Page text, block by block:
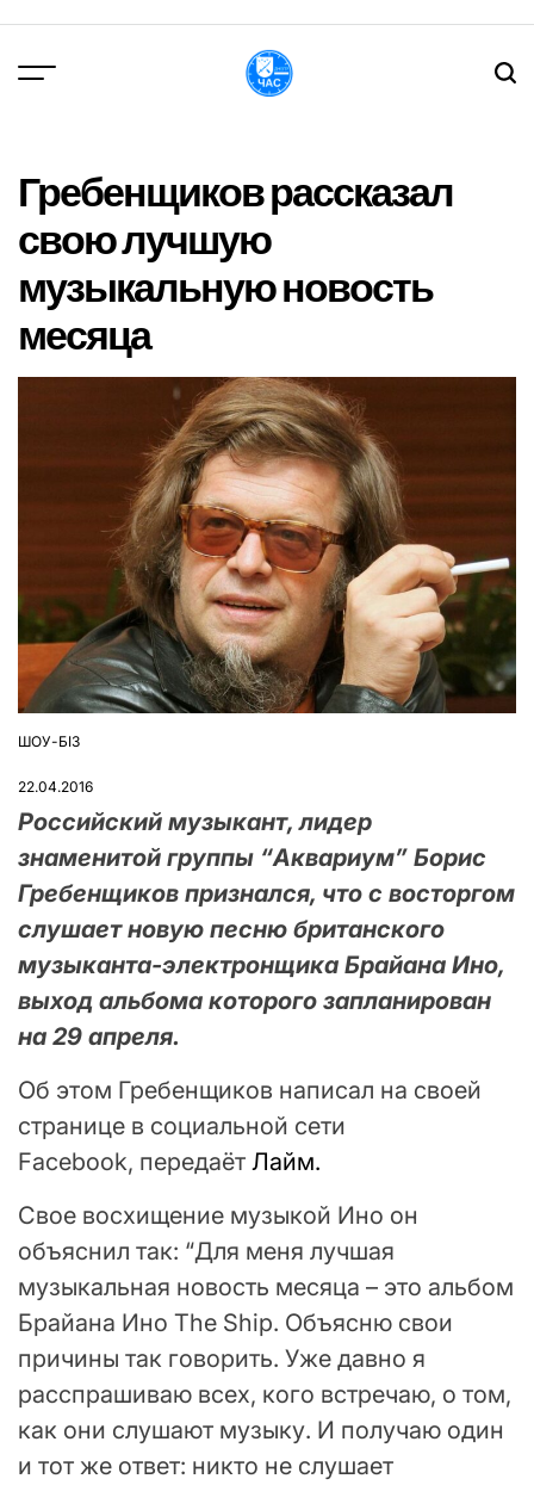
вмісту
Гребенщиков рассказал
свою лучшую
музыкальную новость
месяца
ОПУБЛІКУВАТИ
ШОУ-БІЗ
22.04.2016
Российский музыкант, лидер
знаменитой группы “Аквариум” Борис
Гребенщиков признался, что с восторгом
слушает новую песню британского
музыканта-электронщика Брайана Ино,
выход альбома которого запланирован
на 29 апреля.
Об этом Гребенщиков написал на своей
странице в социальной сети
Facebook, передаёт Лайм.
Свое восхищение музыкой Ино он
объяснил так: “Для меня лучшая
музыкальная новость месяца – это альбом
Брайана Ино The Ship. Объясню свои
причины так говорить. Уже давно я
расспрашиваю всех, кого встречаю, о том,
как они слушают музыку. И получаю один
и тот же ответ: никто не слушает